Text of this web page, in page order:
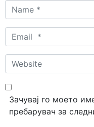
Name
*
Email
*
Website
Зачувај го моето
пребарувач за